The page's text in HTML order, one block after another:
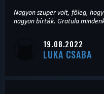
Nagyon szuper volt, főleg,
nagyon bírták. Gratula
19.08.2022
LUKA CSABA